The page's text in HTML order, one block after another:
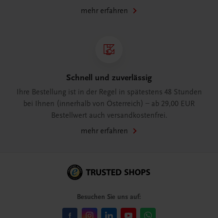
mehr erfahren
Schnell und zuverlässig
Ihre Bestellung ist in der Regel in spätestens 48 Stunden
bei Ihnen (innerhalb von Österreich) – ab 29,00 EUR
Bestellwert auch versandkostenfrei.
mehr erfahren
Besuchen Sie uns auf: